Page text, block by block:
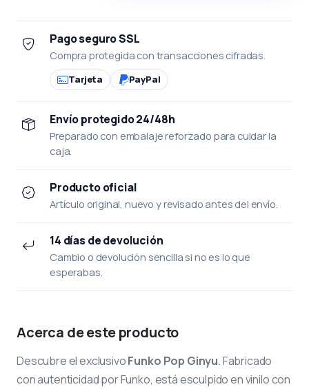
Pago seguro SSL
Compra protegida con transacciones cifradas.
Tarjeta PayPal
Envío protegido 24/48h
Preparado con embalaje reforzado para cuidar la
caja.
Producto oficial
Artículo original, nuevo y revisado antes del envío.
14 días de devolución
Cambio o devolución sencilla si no es lo que
esperabas.
Acerca de este producto
Descubre el exclusivoFunko Pop Ginyu. Fabricado
con autenticidad por Funko, está esculpido en vinilo con